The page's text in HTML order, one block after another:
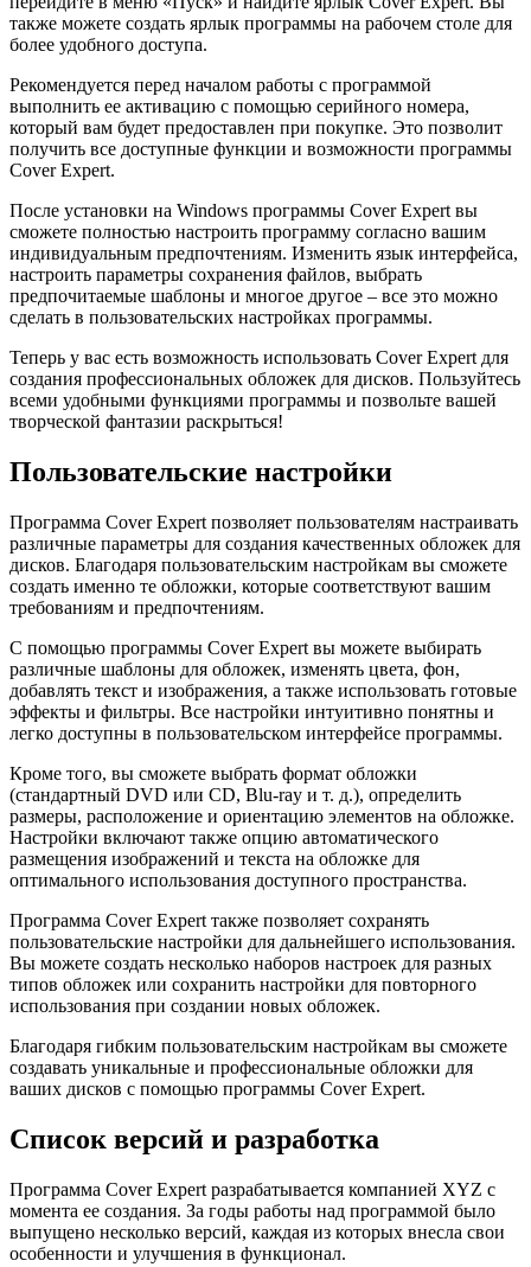
также можете создать ярлык программы на рабочем столе для
более удобного доступа.
Рекомендуется перед началом работы с программой
выполнить ее активацию с помощью серийного номера,
который вам будет предоставлен при покупке. Это позволит
получить все доступные функции и возможности программы
Cover Expert.
После установки на Windows программы Cover Expert вы
сможете полностью настроить программу согласно вашим
индивидуальным предпочтениям. Изменить язык интерфейса,
настроить параметры сохранения файлов, выбрать
предпочитаемые шаблоны и многое другое – все это можно
сделать в пользовательских настройках программы.
Теперь у вас есть возможность использовать Cover Expert для
создания профессиональных обложек для дисков. Пользуйтесь
всеми удобными функциями программы и позвольте вашей
творческой фантазии раскрыться!
Пользовательские настройки
Программа Cover Expert позволяет пользователям настраивать
различные параметры для создания качественных обложек для
дисков. Благодаря пользовательским настройкам вы сможете
создать именно те обложки, которые соответствуют вашим
требованиям и предпочтениям.
С помощью программы Cover Expert вы можете выбирать
различные шаблоны для обложек, изменять цвета, фон,
добавлять текст и изображения, а также использовать готовые
эффекты и фильтры. Все настройки интуитивно понятны и
легко доступны в пользовательском интерфейсе программы.
Кроме того, вы сможете выбрать формат обложки
(стандартный DVD или CD, Blu-ray и т. д.), определить
размеры, расположение и ориентацию элементов на обложке.
Настройки включают также опцию автоматического
размещения изображений и текста на обложке для
оптимального использования доступного пространства.
Программа Cover Expert также позволяет сохранять
пользовательские настройки для дальнейшего использования.
Вы можете создать несколько наборов настроек для разных
типов обложек или сохранить настройки для повторного
использования при создании новых обложек.
Благодаря гибким пользовательским настройкам вы сможете
создавать уникальные и профессиональные обложки для
ваших дисков с помощью программы Cover Expert.
Список версий и разработка
Программа Cover Expert разрабатывается компанией XYZ с
момента ее создания. За годы работы над программой было
выпущено несколько версий, каждая из которых внесла свои
особенности и улучшения в функционал.